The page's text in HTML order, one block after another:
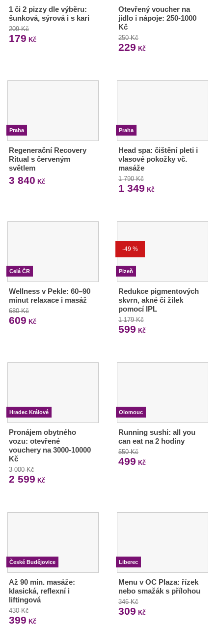
1 či 2 pizzy dle výběru:
šunková, sýrová i s kari
209 Kč
179 Kč
Otevřený voucher na
jídlo i nápoje: 250-1000
Kč
250 Kč
229 Kč
Praha
Regenerační Recovery
Ritual s červeným
světlem
3 840 Kč
Praha
Head spa: čištění pleti i
vlasové pokožky vč.
masáže
1 790 Kč
1 349 Kč
Celá ČR
Wellness v Pekle: 60–90
minut relaxace i masáž
680 Kč
609 Kč
-49 %
Plzeň
Redukce pigmentových
skvrn, akné či žilek
pomocí IPL
1 179 Kč
599 Kč
Hradec Králové
Pronájem obytného
vozu: otevřené
vouchery na 3000-10000
Kč
3 000 Kč
2 599 Kč
Olomouc
Running sushi: all you
can eat na 2 hodiny
550 Kč
499 Kč
České Budějovice
Až 90 min. masáže:
klasická, reflexní i
liftingová
430 Kč
399 Kč
Liberec
Menu v OC Plaza: řízek
nebo smažák s přílohou
346 Kč
309 Kč